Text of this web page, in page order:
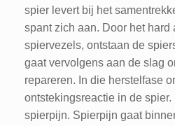
spier levert bij het
spant zich aan. Door het hard
spiervezels, ontstaan de
gaat vervolgens aan de slag
repareren. In die herstelfase
ontstekingsreactie in de
spierpijn. Spierpijn gaat